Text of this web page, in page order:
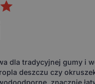
dla tradycyjnej gumy i
deszczu czy
znacznie